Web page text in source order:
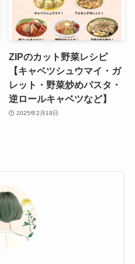
ZIPのカット野菜レシピ
【キャベツシュウマイ・ガ
レット・野菜炒めパスタ・
逆ロールキャベツなど】
2025年2月19日